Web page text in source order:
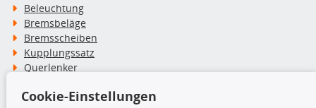
Beleuchtung
Bremsbeläge
Bremsscheiben
Kupplungssatz
Querlenker
Stoßdämpfer
Cookie-Einstellungen